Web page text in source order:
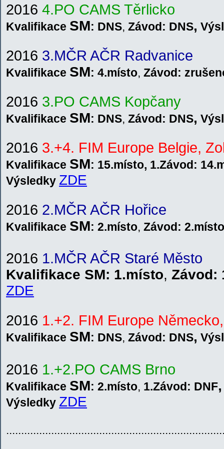
2016 4.PO CAMS Těrlicko
Kvalifikace SM: DNS, Závod: DNS, V
2016 3.MČR AČR Radvanice
Kvalifikace SM: 4.místo, Závod:
2016 3.PO CAMS Kopčany
Kvalifikace SM: DNS, Závod: DNS, V
2016 3.+4. FIM Europe Belgie,
Kvalifikace SM: 15.místo, 1.Závod:
Výsledky ZDE
2016 2.MČR AČR Hořice
Kvalifikace SM: 2.místo, Závod: 2.místo
2016 1.MČR AČR Staré Město
Kvalifikace SM: 1.místo, Závod:
ZDE
2016 1.+2. FIM Europe
Kvalifikace SM: DNS, Závod: DNS, V
2016 1.+2.PO CAMS Brno
Kvalifikace SM: 2.místo, 1.Závod: DNF,
Výsledky ZDE